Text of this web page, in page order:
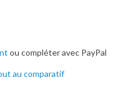
ou compléter avec PayPal
au comparatif